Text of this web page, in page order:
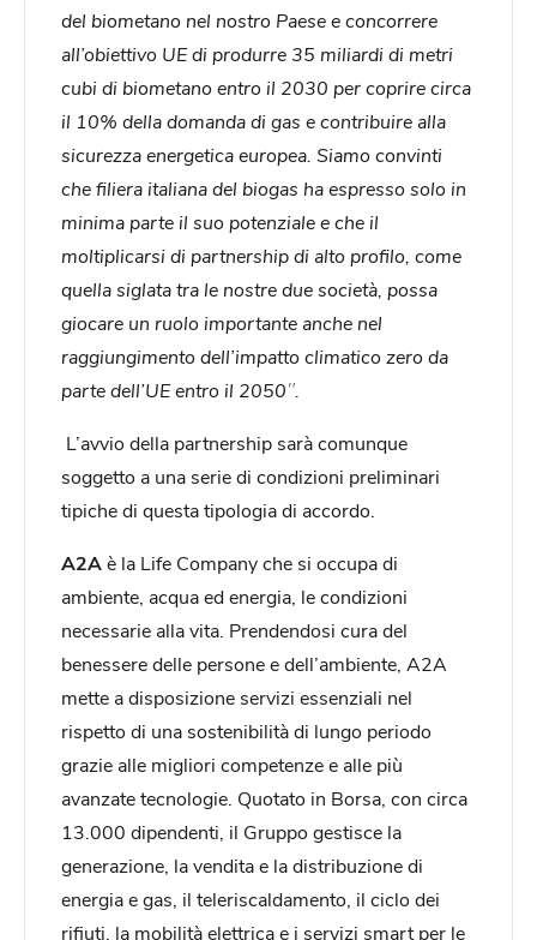
del biometano nel nostro Paese e concorrere
all’obiettivo UE di produrre 35 miliardi di metri
cubi di biometano entro il 2030 per coprire circa
il 10% della domanda di gas e contribuire alla
sicurezza energetica europea. Siamo convinti
che filiera italiana del biogas ha espresso solo in
minima parte il suo potenziale e che il
moltiplicarsi di partnership di alto profilo, come
quella siglata tra le nostre due società, possa
giocare un ruolo importante anche nel
raggiungimento dell’impatto climatico zero da
parte dell’UE entro il 2050″.
L’avvio della partnership sarà comunque
soggetto a una serie di condizioni preliminari
tipiche di questa tipologia di accordo.
A2Aè la Life Company che si occupa di
ambiente, acqua ed energia, le condizioni
necessarie alla vita. Prendendosi cura del
benessere delle persone e dell’ambiente, A2A
mette a disposizione servizi essenziali nel
rispetto di una sostenibilità di lungo periodo
grazie alle migliori competenze e alle più
avanzate tecnologie. Quotato in Borsa, con circa
13.000 dipendenti, il Gruppo gestisce la
generazione, la vendita e la distribuzione di
energia e gas, il teleriscaldamento, il ciclo dei
rifiuti, la mobilità elettrica e i servizi smart per le